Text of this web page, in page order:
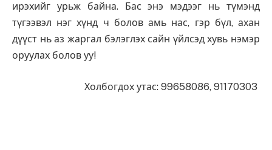
ирэхийг урьж байна. Бас энэ мэдээг нь түмэнд
түгээвэл нэг хүнд ч болов амь нас, гэр бүл, ахан
дүүст нь аз жаргал бэлэглэх сайн үйлсэд хувь нэмэр
оруулах болов уу!
Холбогдох утас: 99658086, 91170303